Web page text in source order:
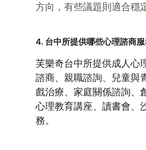
方向，有些議題則適合穩
4. 台中所提供哪些心理諮商服
芙樂奇台中所提供成人心
諮商、親職諮詢、兒童與
戲治療、家庭關係諮詢、
心理教育講座、讀書會、
務。